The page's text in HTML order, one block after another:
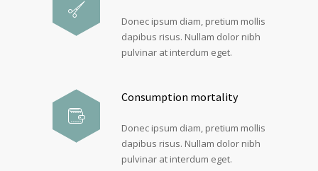
Donec ipsum diam, pretium mollis
dapibus risus. Nullam dolor nibh
pulvinar at interdum eget.
Consumption mortality
Donec ipsum diam, pretium mollis
dapibus risus. Nullam dolor nibh
pulvinar at interdum eget.